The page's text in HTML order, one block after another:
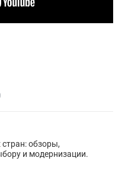
обзоры,
и модернизации.